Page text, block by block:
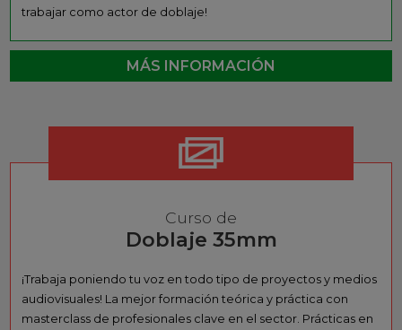
trabajar como actor de doblaje!
MÁS INFORMACIÓN
Curso de
Doblaje 35mm
¡Trabaja poniendo tu voz en todo tipo de proyectos y medios
audiovisuales! La mejor formación teórica y práctica con
masterclass de profesionales clave en el sector. Prácticas en